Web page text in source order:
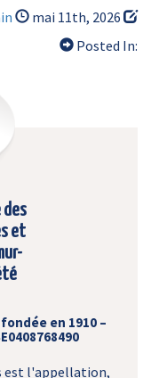
mai 11th, 2026
Posted In:
des
et
en 1910 –
est l'appellation,